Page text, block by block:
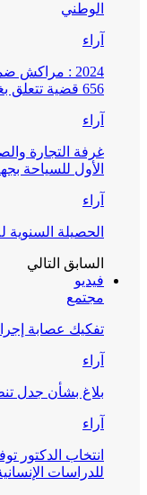
الوطني
آراء
2024 :
656 قضية تتعلق بغسيل الأموال
آراء
غرفة التجارة
الأول للسياحة
آراء
الحصيلة السنوية
السابق التالي
فيديو
مجتمع
تفكيك عصابة
آراء
بلاغ بشأن جدل
آراء
انتخاب الدكتور
للدراسات